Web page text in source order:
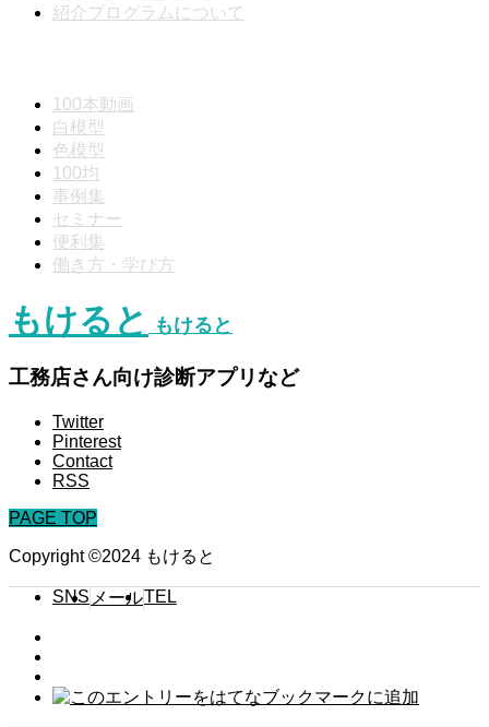
紹介プログラムについて
100本動画
白模型
色模型
100均
事例集
セミナー
便利集
働き方・学び方
もけると もけると
工務店さん向け診断アプリなど
Twitter
Pinterest
Contact
RSS
PAGE TOP
Copyright ©2024 もけると
SNS メールTEL